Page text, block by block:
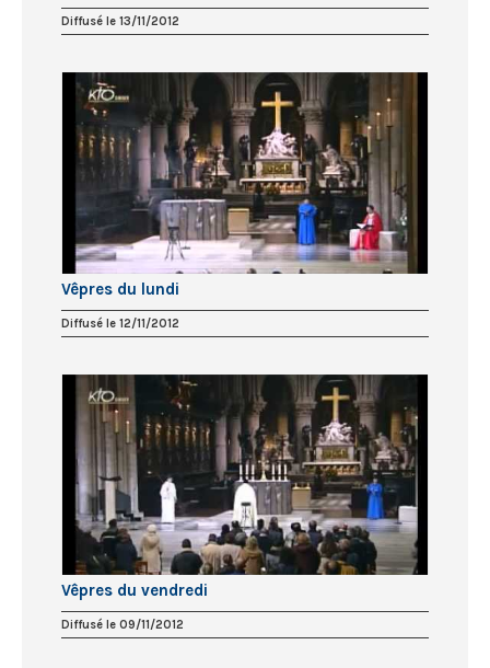
Diffusé le 13/11/2012
Vêpres du lundi
Diffusé le 12/11/2012
Vêpres du vendredi
Diffusé le 09/11/2012